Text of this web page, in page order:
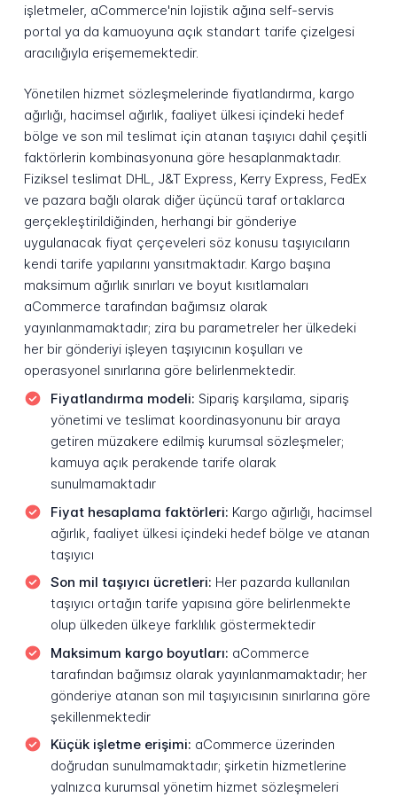
işletmeler, aCommerce'nin lojistik ağına self-servis
portal ya da kamuoyuna açık standart tarife çizelgesi
aracılığıyla erişememektedir.
Yönetilen hizmet sözleşmelerinde fiyatlandırma, kargo
ağırlığı, hacimsel ağırlık, faaliyet ülkesi içindeki hedef
bölge ve son mil teslimat için atanan taşıyıcı dahil çeşitli
faktörlerin kombinasyonuna göre hesaplanmaktadır.
Fiziksel teslimat DHL, J&T Express, Kerry Express, FedEx
ve pazara bağlı olarak diğer üçüncü taraf ortaklarca
gerçekleştirildiğinden, herhangi bir gönderiye
uygulanacak fiyat çerçeveleri söz konusu taşıyıcıların
kendi tarife yapılarını yansıtmaktadır. Kargo başına
maksimum ağırlık sınırları ve boyut kısıtlamaları
aCommerce tarafından bağımsız olarak
yayınlanmamaktadır; zira bu parametreler her ülkedeki
her bir gönderiyi işleyen taşıyıcının koşulları ve
operasyonel sınırlarına göre belirlenmektedir.
Fiyatlandırma modeli: Sipariş karşılama, sipariş
yönetimi ve teslimat koordinasyonunu bir araya
getiren müzakere edilmiş kurumsal sözleşmeler;
kamuya açık perakende tarife olarak
sunulmamaktadır
Fiyat hesaplama faktörleri: Kargo ağırlığı, hacimsel
ağırlık, faaliyet ülkesi içindeki hedef bölge ve atanan
taşıyıcı
Son mil taşıyıcı ücretleri: Her pazarda kullanılan
taşıyıcı ortağın tarife yapısına göre belirlenmekte
olup ülkeden ülkeye farklılık göstermektedir
Maksimum kargo boyutları: aCommerce
tarafından bağımsız olarak yayınlanmamaktadır; her
gönderiye atanan son mil taşıyıcısının sınırlarına göre
şekillenmektedir
Küçük işletme erişimi: aCommerce üzerinden
doğrudan sunulmamaktadır; şirketin hizmetlerine
yalnızca kurumsal yönetim hizmet sözleşmeleri